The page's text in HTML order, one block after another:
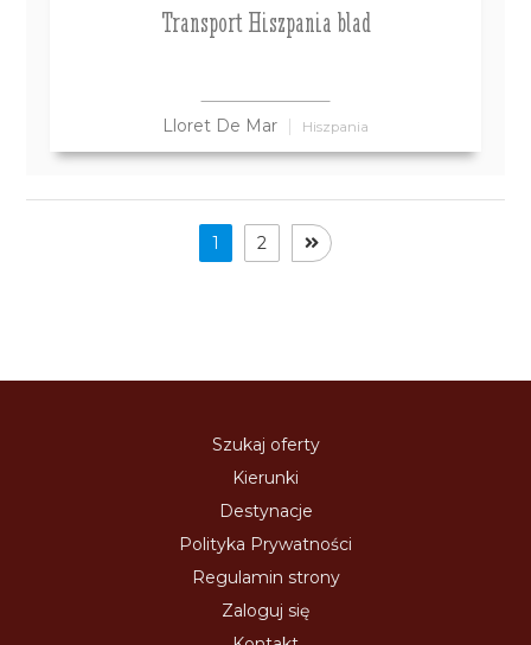
Transport Hiszpania blad
Lloret De Mar Hiszpania
1 2
Szukaj oferty
Kierunki
Destynacje
Polityka Prywatności
Regulamin strony
Zaloguj się